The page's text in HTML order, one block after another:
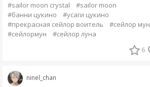
#sailor moon crystal
#sailor moon
#банни цукино
#усаги цукино
#прекрасная сейлор воитель
#сейлор мун
#сейлормун
#сейлор луна
6
ninel_chan